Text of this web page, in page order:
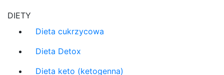
DIETY
Dieta cukrzycowa
Dieta Detox
Dieta keto (ketogenna)